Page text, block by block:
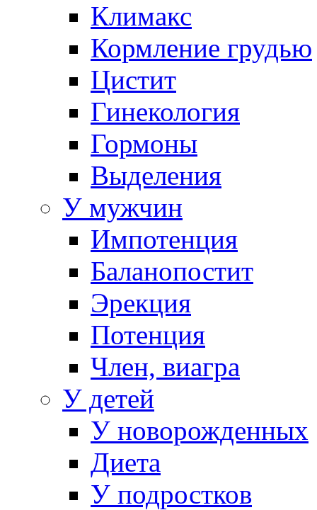
Климакс
Кормление грудью
Цистит
Гинекология
Гормоны
Выделения
У мужчин
Импотенция
Баланопостит
Эрекция
Потенция
Член, виагра
У детей
У новорожденных
Диета
У подростков